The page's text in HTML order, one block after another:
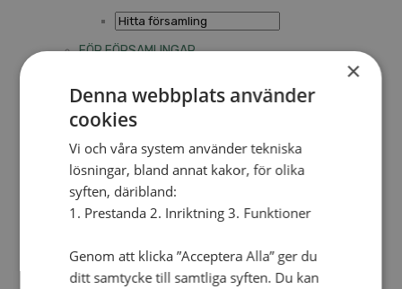
FÖR FÖRSAMLINGAR
VAD VI GÖR
Våra arbeten
Här finns vi
Nationellt
Nationella avdelningen
Nationella arbetsområden
Engagera dig nationellt
Ekumeniska året 2025
×
Denna webbplats använder
cookies
Vi och våra system använder tekniska
lösningar, bland annat kakor, för olika
syften, däribland:
1. Prestanda 2. Inriktning 3. Funktioner
Genom att klicka ”Acceptera Alla” ger du
ditt samtycke till samtliga syften. Du kan